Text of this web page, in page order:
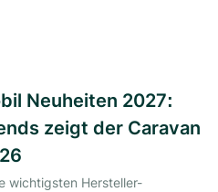
Neuheiten 2027:
zeigt der Caravan
wichtigsten Hersteller-